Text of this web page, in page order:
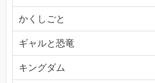
かくしごと
ギャルと恐竜
キングダム